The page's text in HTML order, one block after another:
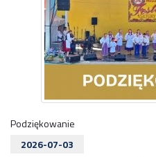
Podziękowanie
2026-07-03